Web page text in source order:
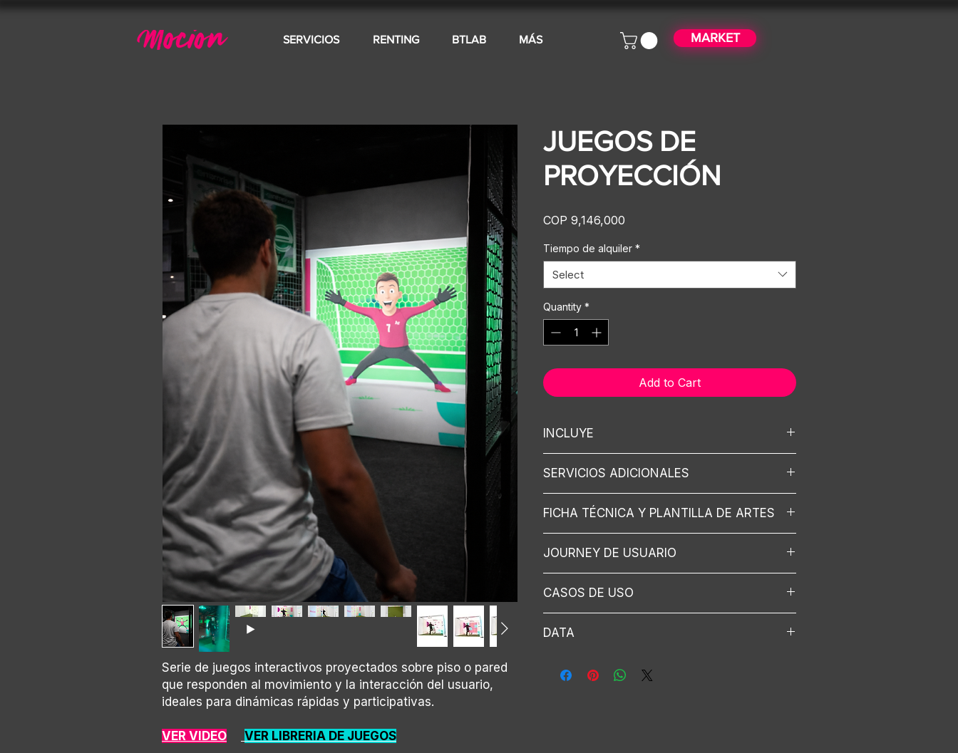
SERVICIOS RENTING BTLAB MÁS MARKET
Serie de juegos interactivos proyectados sobre piso o pared
que responden al movimiento y la interacción del usuario,
ideales para dinámicas rápidas y participativas.
VER VIDEO VER LIBRERIA DE JUEGOS
JUEGOS DE
PROYECCIÓN
COP 9,146,000
Tiempo de alquiler *
Select
Quantity *
Add to Cart
INCLUYE
Configuración de contenidos
Desarrollo de juego
Balones
Computador gamer
Proyector 8.000 lumens
Soporte techo o piso
SERVICIOS ADICIONALES
Permisos locaciones.
Plataforma de registro
Plataforma de gamificación
Transporte
FICHA TÉCNICA Y PLANTILLA DE ARTES
Descarga los assets aquí
branding (Editables)
MÁS EXPERIENCIAS Y CIRCUITOS
JOURNEY DE USUARIO
Juego de triqui 1vs1 en espacio con proyección y
balón
Ranking y entrega de premios
Tiempo por usuario:
CASOS DE USO
Activaciones de marca.
Festivales como atracción interactiva para
DATA
Número de jugadores